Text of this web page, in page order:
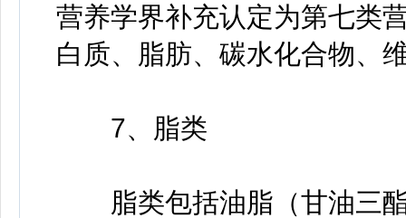
营养学界补充认定为第七
白质、脂肪、碳水化合物、
7、脂类
脂类包括油脂（甘油三酯